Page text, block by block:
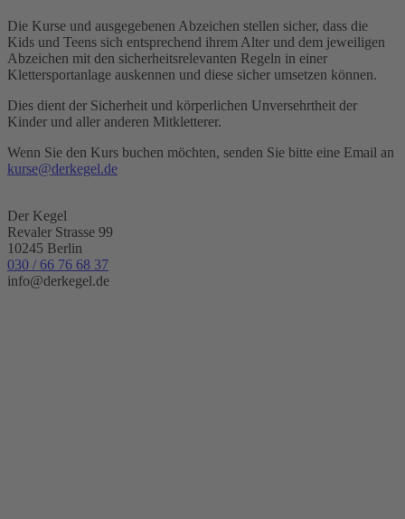
Die Kurse und ausgegebenen Abzeichen stellen sicher, dass die
Kids und Teens sich entsprechend ihrem Alter und dem jeweiligen
Abzeichen mit den sicherheitsrelevanten Regeln in einer
Klettersportanlage auskennen und diese sicher umsetzen können.
Dies dient der Sicherheit und körperlichen Unversehrtheit der
Kinder und aller anderen Mitkletterer.
Wenn Sie den Kurs buchen möchten, senden Sie bitte eine Email an
kurse@derkegel.de
Der Kegel
Revaler Strasse 99
10245 Berlin
030 / 66 76 68 37
info@derkegel.de